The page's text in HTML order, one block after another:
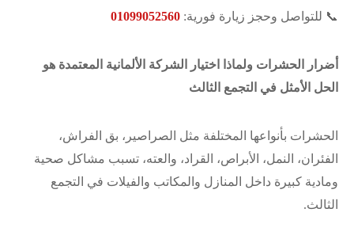
📞 للتواصل وحجز زيارة فورية: 01099052560
أضرار الحشرات ولماذا اختيار الشركة الألمانية المعتمدة هو
الحل الأمثل في التجمع الثالث
الحشرات بأنواعها المختلفة مثل الصراصير، بق الفراش،
الفئران، النمل، الأبراص، القراد، والعته، تسبب مشاكل صحية
ومادية كبيرة داخل المنازل والمكاتب والفيلات في التجمع
الثالث.